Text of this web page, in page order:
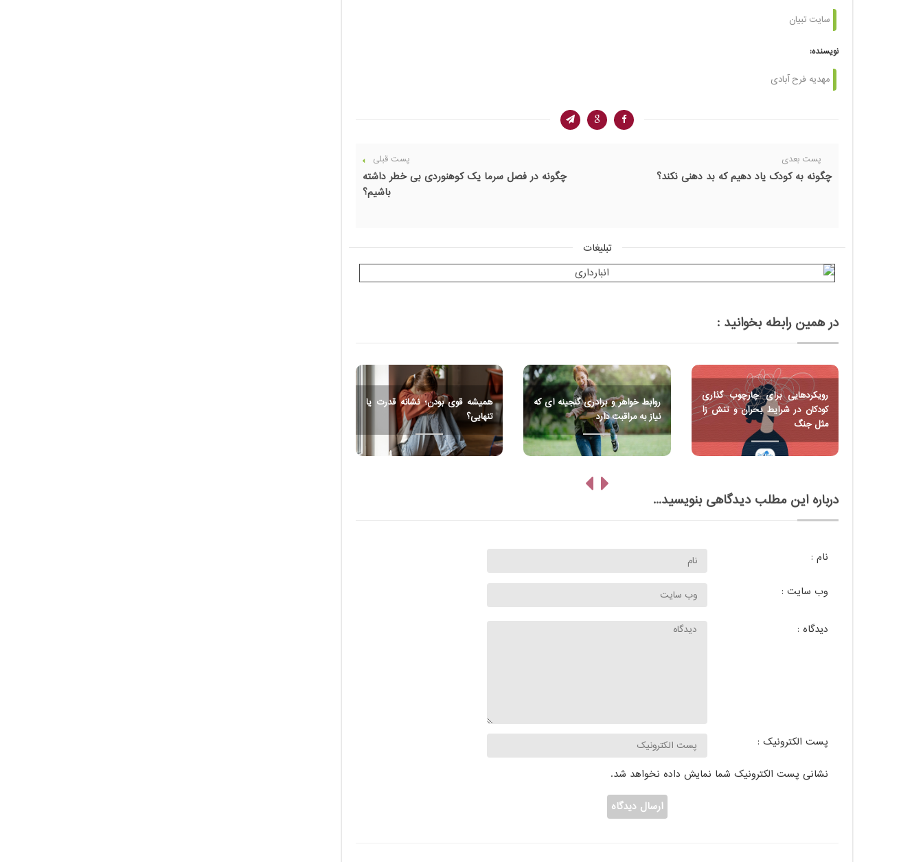
سایت تبیان
نویسنده:
مهدیه فرح آبادی
پست قبلی
چگونه در فصل سرما یک کوهنوردی بی خطر داشته
باشیم؟
پست بعدی
چگونه به کودک یاد دهیم که بد دهنی نکند؟
تبلیغات
در همین رابطه بخوانید :
همیشه قوی بودن؛ نشانه قدرت یا
تنهایی؟
روابط خواهر و برادری گنجینه ای که
نیاز به مراقبت دارد
رویکردهایی برای چارچوب گذاری
کودکان در شرایط بحران و تنش زا
مثل جنگ
درباره این مطلب دیدگاهی بنویسید...
نام :
وب سایت :
دیدگاه :
پست الکترونیک :
نشانی پست الکترونیک شما نمایش داده نخواهد شد.